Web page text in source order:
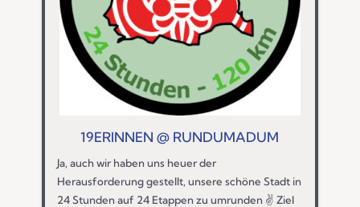
19ERINNEN @ RUNDUMADUM
Ja, auch wir haben uns heuer der
Herausforderung gestellt, unsere schöne Stadt in
24 Stunden auf 24 Etappen zu umrunden ✌️ Ziel